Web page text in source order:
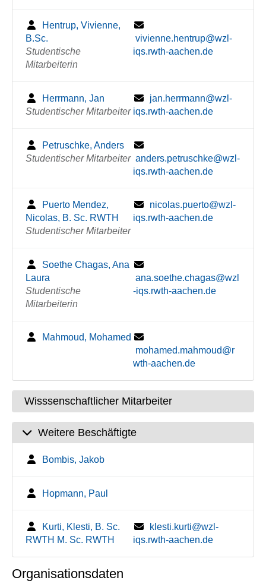
Hentrup, Vivienne,
B.Sc.
Studentische
Mitarbeiterin
vivienne.hentrup@wzl-
iqs.rwth-aachen.de
Herrmann, Jan
Studentischer Mitarbeiter
jan.herrmann@wzl-
iqs.rwth-aachen.de
Petruschke, Anders
Studentischer Mitarbeiter anders.petruschke@wzl-
iqs.rwth-aachen.de
Puerto Mendez,
Nicolas, B. Sc. RWTH
Studentischer Mitarbeiter
nicolas.puerto@wzl-
iqs.rwth-aachen.de
Soethe Chagas, Ana
Laura
Studentische
Mitarbeiterin
ana.soethe.chagas@wzl
-iqs.rwth-aachen.de
Mahmoud, Mohamed
mohamed.mahmoud@r
wth-aachen.de
Wisssenschaftlicher Mitarbeiter
Weitere Beschäftigte
Bombis, Jakob
Hopmann, Paul
Kurti, Klesti, B. Sc.
RWTH M. Sc. RWTH
klesti.kurti@wzl-
iqs.rwth-aachen.de
Organisationsdaten